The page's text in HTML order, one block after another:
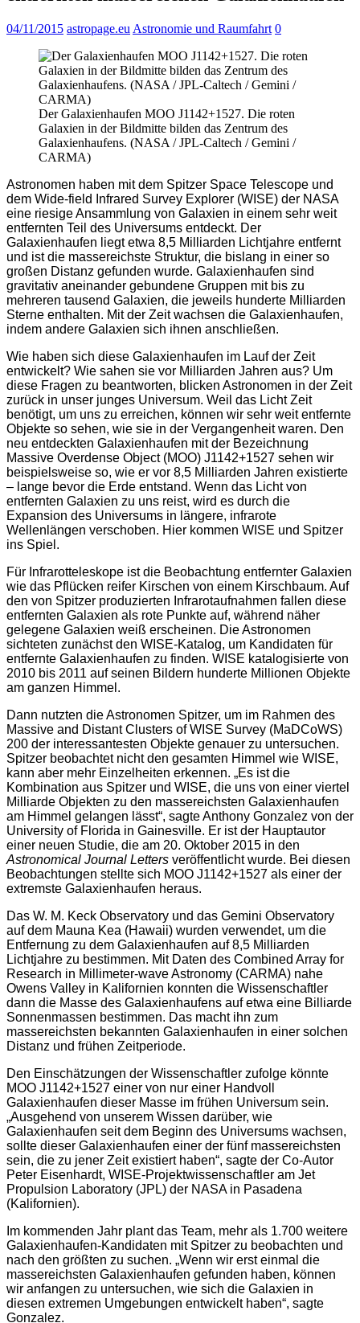
04/11/2015 astropage.eu Astronomie und Raumfahrt 0
Der Galaxienhaufen MOO J1142+1527. Die roten
Galaxien in der Bildmitte bilden das Zentrum des
Galaxienhaufens. (NASA / JPL-Caltech / Gemini /
CARMA)
Astronomen haben mit dem Spitzer Space Telescope und
dem Wide-field Infrared Survey Explorer (WISE) der NASA
eine riesige Ansammlung von Galaxien in einem sehr weit
entfernten Teil des Universums entdeckt. Der
Galaxienhaufen liegt etwa 8,5 Milliarden Lichtjahre entfernt
und ist die massereichste Struktur, die bislang in einer so
großen Distanz gefunden wurde. Galaxienhaufen sind
gravitativ aneinander gebundene Gruppen mit bis zu
mehreren tausend Galaxien, die jeweils hunderte Milliarden
Sterne enthalten. Mit der Zeit wachsen die Galaxienhaufen,
indem andere Galaxien sich ihnen anschließen.
Wie haben sich diese Galaxienhaufen im Lauf der Zeit
entwickelt? Wie sahen sie vor Milliarden Jahren aus? Um
diese Fragen zu beantworten, blicken Astronomen in der Zeit
zurück in unser junges Universum. Weil das Licht Zeit
benötigt, um uns zu erreichen, können wir sehr weit entfernte
Objekte so sehen, wie sie in der Vergangenheit waren. Den
neu entdeckten Galaxienhaufen mit der Bezeichnung
Massive Overdense Object (MOO) J1142+1527 sehen wir
beispielsweise so, wie er vor 8,5 Milliarden Jahren existierte
– lange bevor die Erde entstand. Wenn das Licht von
entfernten Galaxien zu uns reist, wird es durch die
Expansion des Universums in längere, infrarote
Wellenlängen verschoben. Hier kommen WISE und Spitzer
ins Spiel.
Für Infrarotteleskope ist die Beobachtung entfernter Galaxien
wie das Pflücken reifer Kirschen von einem Kirschbaum. Auf
den von Spitzer produzierten Infrarotaufnahmen fallen diese
entfernten Galaxien als rote Punkte auf, während näher
gelegene Galaxien weiß erscheinen. Die Astronomen
sichteten zunächst den WISE-Katalog, um Kandidaten für
entfernte Galaxienhaufen zu finden. WISE katalogisierte von
2010 bis 2011 auf seinen Bildern hunderte Millionen Objekte
am ganzen Himmel.
Dann nutzten die Astronomen Spitzer, um im Rahmen des
Massive and Distant Clusters of WISE Survey (MaDCoWS)
200 der interessantesten Objekte genauer zu untersuchen.
Spitzer beobachtet nicht den gesamten Himmel wie WISE,
kann aber mehr Einzelheiten erkennen. „Es ist die
Kombination aus Spitzer und WISE, die uns von einer viertel
Milliarde Objekten zu den massereichsten Galaxienhaufen
am Himmel gelangen lässt“, sagte Anthony Gonzalez von der
University of Florida in Gainesville. Er ist der Hauptautor
einer neuen Studie, die am 20. Oktober 2015 in den
Astronomical Journal Letters veröffentlicht wurde. Bei diesen
Beobachtungen stellte sich MOO J1142+1527 als einer der
extremste Galaxienhaufen heraus.
Das W. M. Keck Observatory und das Gemini Observatory
auf dem Mauna Kea (Hawaii) wurden verwendet, um die
Entfernung zu dem Galaxienhaufen auf 8,5 Milliarden
Lichtjahre zu bestimmen. Mit Daten des Combined Array for
Research in Millimeter-wave Astronomy (CARMA) nahe
Owens Valley in Kalifornien konnten die Wissenschaftler
dann die Masse des Galaxienhaufens auf etwa eine Billiarde
Sonnenmassen bestimmen. Das macht ihn zum
massereichsten bekannten Galaxienhaufen in einer solchen
Distanz und frühen Zeitperiode.
Den Einschätzungen der Wissenschaftler zufolge könnte
MOO J1142+1527 einer von nur einer Handvoll
Galaxienhaufen dieser Masse im frühen Universum sein.
„Ausgehend von unserem Wissen darüber, wie
Galaxienhaufen seit dem Beginn des Universums wachsen,
sollte dieser Galaxienhaufen einer der fünf massereichsten
sein, die zu jener Zeit existiert haben“, sagte der Co-Autor
Peter Eisenhardt, WISE-Projektwissenschaftler am Jet
Propulsion Laboratory (JPL) der NASA in Pasadena
(Kalifornien).
Im kommenden Jahr plant das Team, mehr als 1.700 weitere
Galaxienhaufen-Kandidaten mit Spitzer zu beobachten und
nach den größten zu suchen. „Wenn wir erst einmal die
massereichsten Galaxienhaufen gefunden haben, können
wir anfangen zu untersuchen, wie sich die Galaxien in
diesen extremen Umgebungen entwickelt haben“, sagte
Gonzalez.